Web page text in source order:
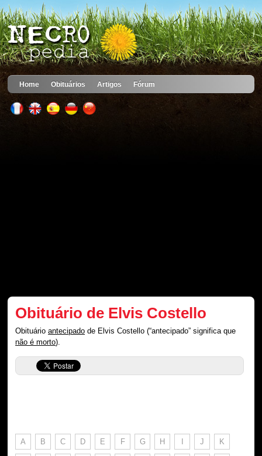
Home Obituários Artigos Fórum
Obituário de Elvis Costello
Obituárioantecipado de Elvis Costello (“antecipado” significa que
não é morto).
A B C D E F G H I J K